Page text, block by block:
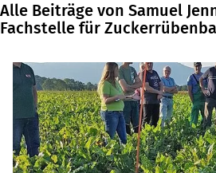
Alle Beiträge von Samuel
Fachstelle für